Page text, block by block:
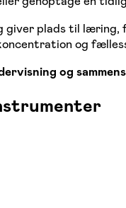
plads til
og
og